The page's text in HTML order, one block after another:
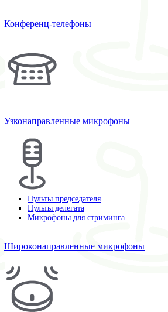
Конференц-телефоны
Узконаправленные микрофоны
Пульты председателя
Пульты делегата
Микрофоны для стриминга
Широконаправленные микрофоны